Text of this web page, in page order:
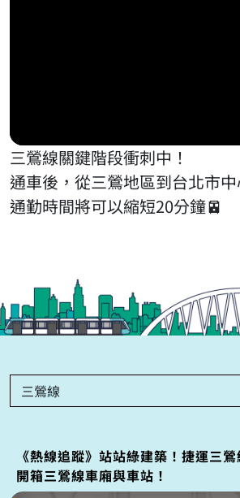
三鶯線關鍵階段衝刺中！
通車後，從三鶯地區到台北市
通勤時間將可以縮短20分鐘🚈
三鶯線
《熱線追蹤》站站綠建築！捷運三
開箱三鶯線車廂與車站！